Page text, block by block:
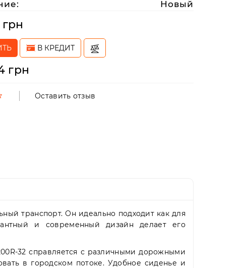
Новый
В КРЕДИТ
грн
Оставить отзыв
транспорт. Он идеально подходит как для
и современный дизайн делает его
32 справляется с различными дорожными
в городском потоке. Удобное сиденье и